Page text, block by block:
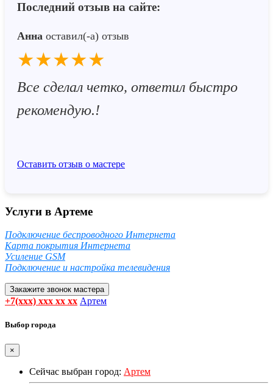
Последний отзыв на сайте:
Анна оставил(-а) отзыв
★★★★★
Все сделал четко, ответил быстро
рекомендую.!
Оставить отзыв о мастере
Услуги в Артеме
Подключение беспроводного Интернета
Карта покрытия Интернета
Усиление GSM
Подключение и настройка телевидения
Закажите звонок мастера
+7(xxx) xxx xx xx Артем
Выбор города
×
Сейчас выбран город: Артем